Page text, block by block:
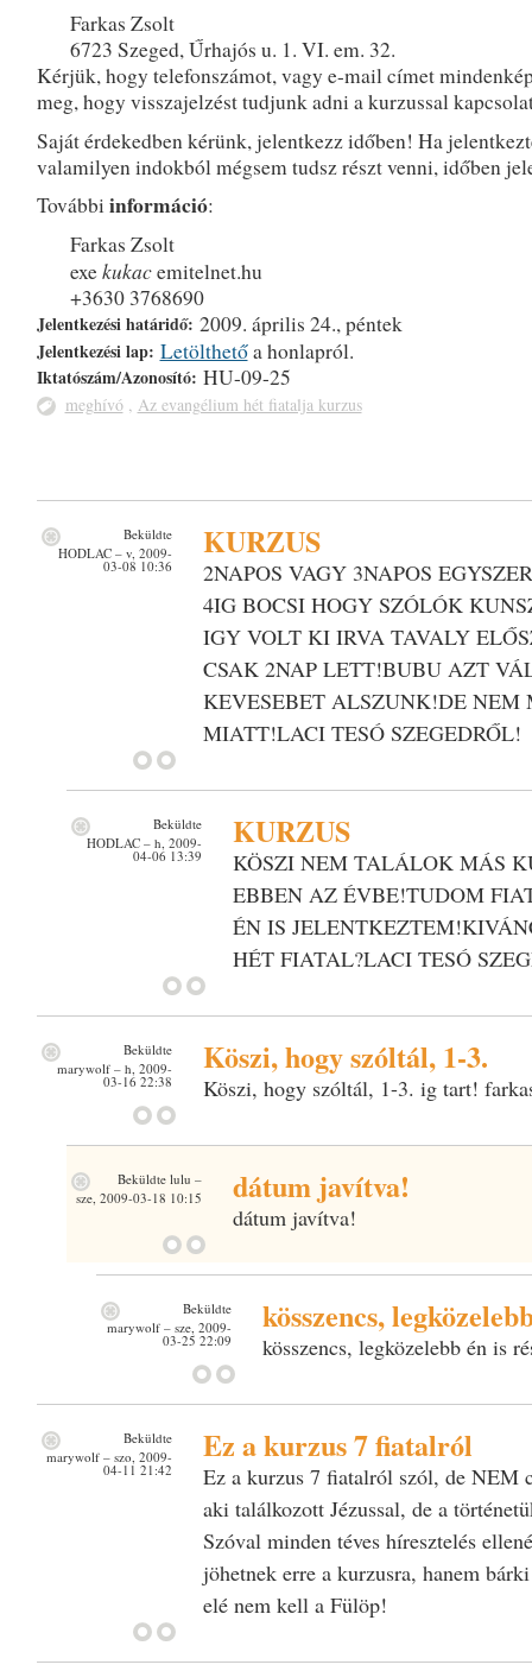
Farkas Zsolt
6723 Szeged, Űrhajós u. 1. VI. em. 32.
Kérjük, hogy telefonszámot, vagy e-mail címet
meg, hogy visszajelzést tudjunk adni a kurzussal
Saját érdekedben kérünk, jelentkezz időben! Ha
valamilyen indokból mégsem tudsz részt venni, időben
További információ:
Farkas Zsolt
exekukacemitelnet.hu
+3630 3768690
Jelentkezési határidő: 2009. április 24., péntek
Jelentkezési lap: Letölthetőa honlapról.
Iktatószám/Azonosító: HU-09-25
meghívó Az evangélium hét fiatalja kurzus
KURZUS
2NAPOS VAGY 3NAPOS
4IG BOCSI HOGY SZÓLÓK
IGY VOLT KI IRVA TAVALY
CSAK 2NAP LETT!BUBU AZT
KEVESEBET ALSZUNK!DE NEM
MIATT!LACI TESÓ SZEGEDRŐL!
Beküldte
HODLAC– v, 2009-
03-08 10:36
KURZUS
KÖSZI NEM TALÁLOK MÁS
EBBEN AZ ÉVBE!TUDOM
ÉN IS
HÉT FIATAL?LACI TESÓ
Beküldte
HODLAC– h, 2009-
04-06 13:39
Köszi, hogy szóltál, 1-3.
Köszi, hogy szóltál, 1-3. ig tart!
Beküldte
marywolf– h, 2009-
03-16 22:38
dátum javítva!
dátum javítva!
Beküldte lulu –
sze, 2009-03-18 10:15
kösszencs,
kösszencs, legközelebb én is
Beküldte
marywolf– sze, 2009-
03-25 22:09
Ez a kurzus 7 fiatalról
Ez a kurzus 7 fiatalról szól, de NEM
aki találkozott Jézussal, de a
Szóval minden téves híresztelés
jöhetnek erre a kurzusra, hanem
elé nem kell a Fülöp!
Beküldte
marywolf– szo, 2009-
04-11 21:42